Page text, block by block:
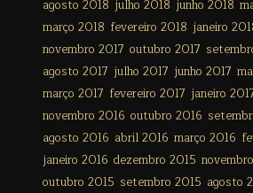
agosto 2018 julho 2018 junho 2018
março 2018 fevereiro 2018 janeiro
novembro 2017 outubro 2017
agosto 2017 julho 2017 junho 2017
março 2017 fevereiro 2017 janeiro
novembro 2016 outubro 2016
agosto 2016 abril 2016 março 2016
janeiro 2016 dezembro 2015
outubro 2015 setembro 2015 agosto